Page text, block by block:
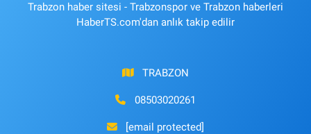
Trabzon haber sitesi - Trabzonspor ve Trabzon haberleri
HaberTS.com'dan anlık takip edilir
TRABZON
08503020261
[email protected]